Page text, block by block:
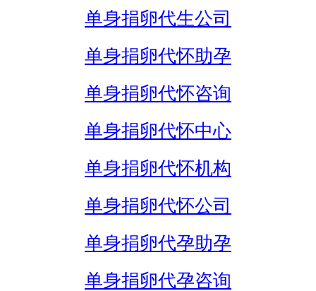
单身捐卵代生公司
单身捐卵代怀助孕
单身捐卵代怀咨询
单身捐卵代怀中心
单身捐卵代怀机构
单身捐卵代怀公司
单身捐卵代孕助孕
单身捐卵代孕咨询